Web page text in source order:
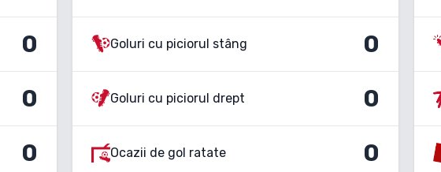
0
0
0
Goluri cu piciorul stâng 0
Goluri cu piciorul drept 0
Ocazii de gol ratate 0